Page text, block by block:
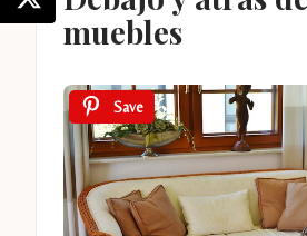
muebles
Save